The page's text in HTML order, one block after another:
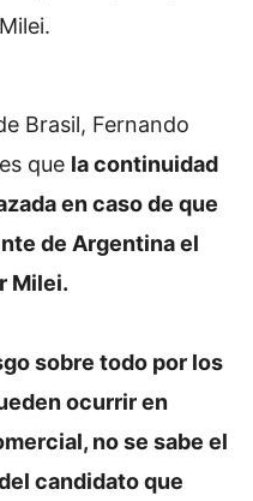
Brasil, Fernando
que la continuidad
en caso de que
de Argentina el
Milei.
sobre todo por los
ocurrir en
no se sabe el
candidato que